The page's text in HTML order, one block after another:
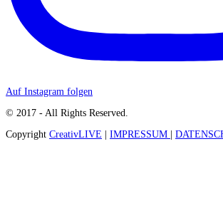
Auf Instagram folgen
© 2017 - All Rights Reserved.
Copyright CreativLIVE IMPRESSUM